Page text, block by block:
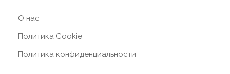
О нас
Политика Сookie
Политика конфиденциальности